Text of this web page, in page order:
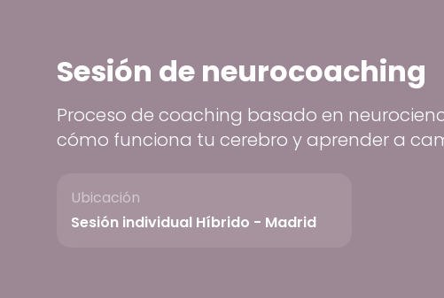
Sesión de neurocoaching
Proceso de coaching basado en
cómo funciona tu cerebro y aprender a
Ubicación
Sesión individual Híbrido - Madrid